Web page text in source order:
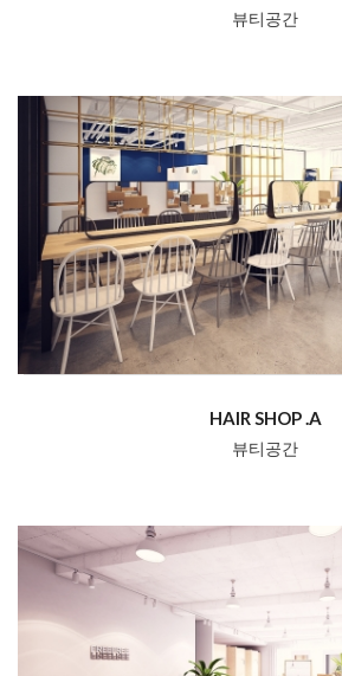
뷰티공간
HAIR SHOP .A
뷰티공간